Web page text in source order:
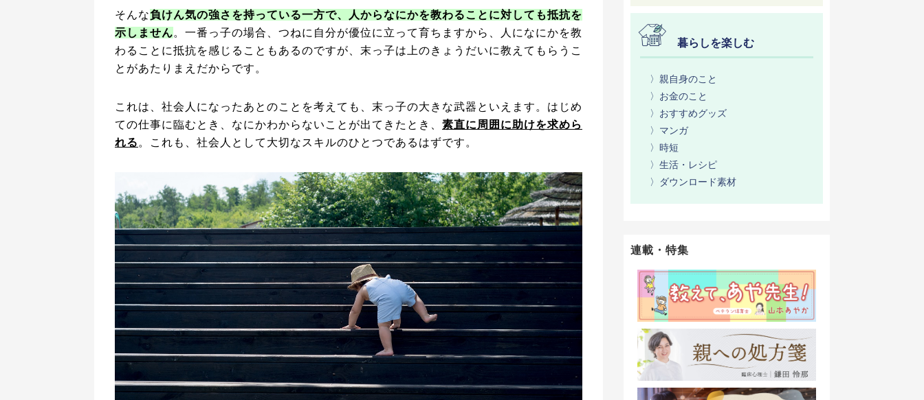
そんな負けん気の強さを持っている一方で、人からなにかを教わることに対しても抵抗を
示しません。一番っ子の場合、つねに自分が優位に立って育ちますから、人になにかを教
わることに抵抗を感じることもあるのですが、末っ子は上のきょうだいに教えてもらうこ
とがあたりまえだからです。
これは、社会人になったあとのことを考えても、末っ子の大きな武器といえます。はじめ
ての仕事に臨むとき、なにかわからないことが出てきたとき、 素直に周囲に助けを求めら
れる 。これも、社会人として大切なスキルのひとつであるはずです。
暮らしを楽しむ
〉親自身のこと
〉お金のこと
〉おすすめグッズ
〉マンガ
〉時短
〉生活・レシピ
〉ダウンロード素材
連載・特集